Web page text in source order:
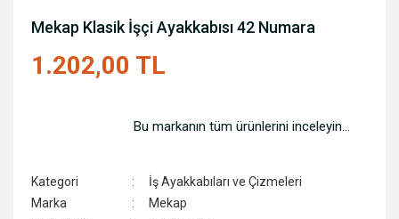
Mekap Klasik İşçi Ayakkabısı 42 Numara
1.202,00 TL
Bu markanın tüm ürünlerini inceleyin...
Kategori
İş Ayakkabıları ve Çizmeleri
Marka
Mekap